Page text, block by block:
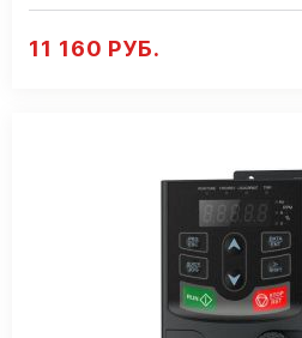
11 160 РУБ.